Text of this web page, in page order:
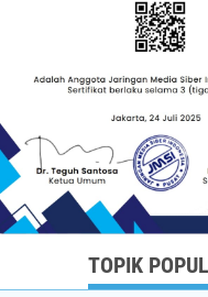
TOPIK